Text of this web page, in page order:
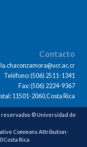
Contacto
Teléfono: (506) 2511-1341
Fax: (506) 2224-9367
11501-2060,Costa Rica
reservados © Universidad de
Commons Attribution-
Costa Rica